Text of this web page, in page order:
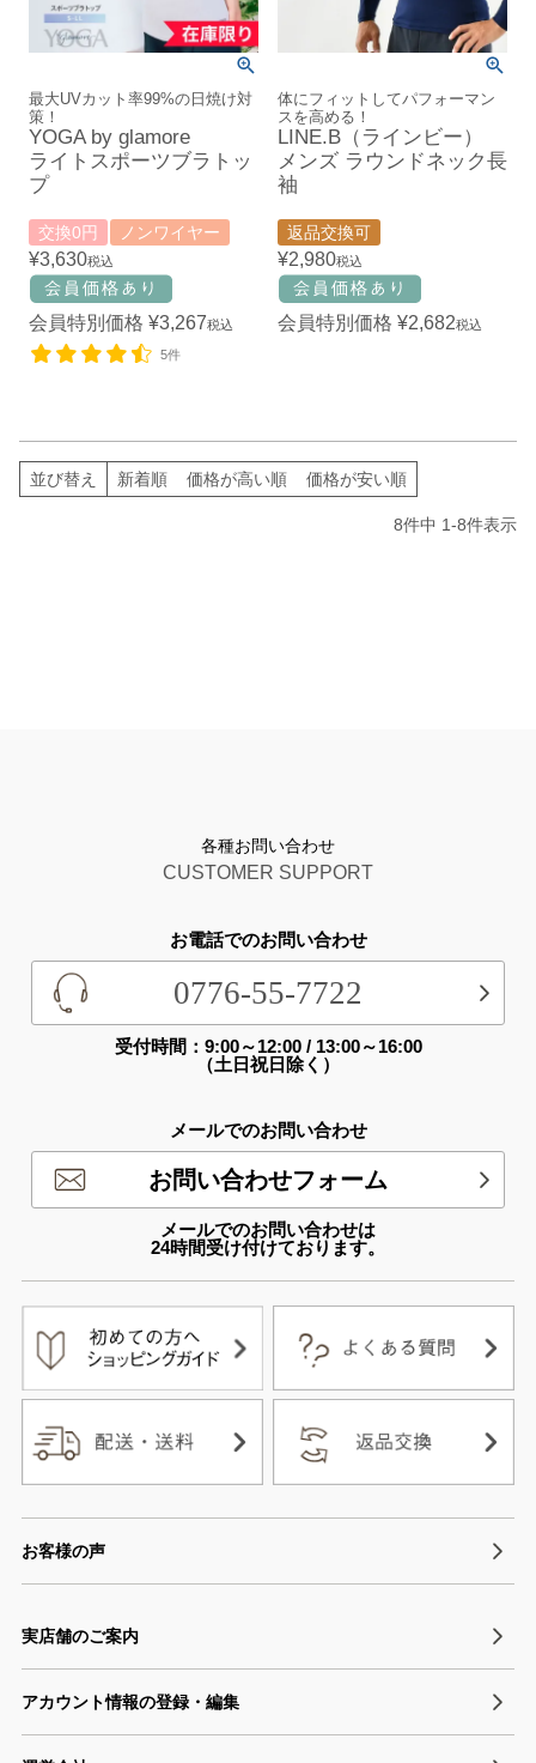
最大UVカット率99%の日焼け対
策！
YOGA by glamore
ライトスポーツブラトッ
プ
交換0円 ノンワイヤー
¥3,630税込
会員特別価格 ¥3,267税込
5件
体にフィットしてパフォーマン
スを高める！
LINE.B（ラインビー）
メンズ ラウンドネック長
袖
返品交換可
¥2,980税込
会員特別価格 ¥2,682税込
並び替え 新着順 価格が高い順 価格が安い順
8件中 1-8件表示
各種お問い合わせ
CUSTOMER SUPPORT
お電話でのお問い合わせ
0776-55-7722
受付時間：9:00～12:00 / 13:00～16:00
（土日祝日除く）
メールでのお問い合わせ
お問い合わせフォーム
メールでのお問い合わせは
24時間受け付けております。
お客様の声
実店舗のご案内
アカウント情報の登録・編集